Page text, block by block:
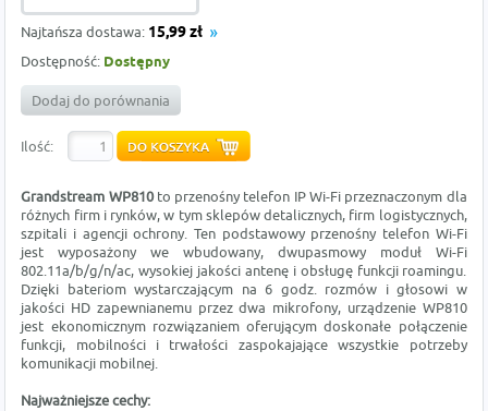
Najtańsza dostawa: 15,99 zł
Dostępność: Dostępny
Dodaj do porównania
Ilość:
Grandstream WP810to przenośny telefon IP Wi-Fi przeznaczonym dla
różnych firm i rynków, w tym sklepów detalicznych, firm logistycznych,
szpitali i agencji ochrony. Ten podstawowy przenośny telefon Wi-Fi
jest wyposażony we wbudowany, dwupasmowy moduł Wi-Fi
802.11a/b/g/n/ac, wysokiej jakości antenę i obsługę funkcji roamingu.
Dzięki bateriom wystarczającym na 6 godz. rozmów i głosowi w
jakości HD zapewnianemu przez dwa mikrofony, urządzenie WP810
jest ekonomicznym rozwiązaniem oferującym doskonałe połączenie
funkcji, mobilności i trwałości zaspokajające wszystkie potrzeby
komunikacji mobilnej.
Najważniejsze cechy: